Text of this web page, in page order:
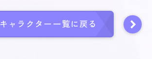
キャラクター一覧に戻る